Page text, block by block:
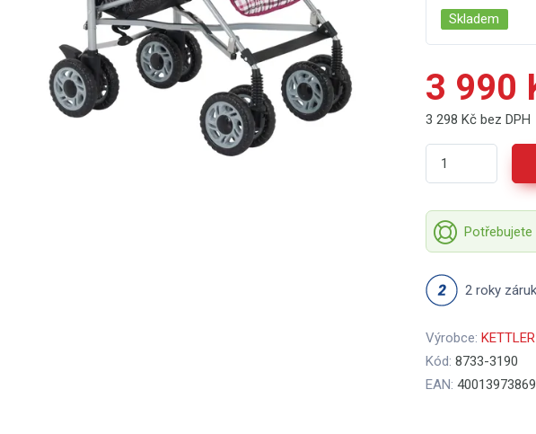
Skladem
3 990
3 298 Kč bez DPH
2 roky
Výrobce: KETTLER
Kód: 8733-3190
EAN: